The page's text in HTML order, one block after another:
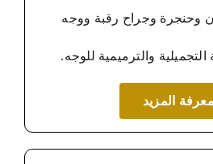
وحنجرة وجراح رقبة ووجه
والترميمية للوجه.
المزيد